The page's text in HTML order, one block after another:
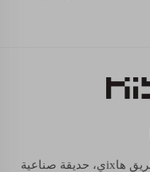
Add: قاعدة إنتاج شيللايت، رقم 2678، طريق هاixي، حديقة صناعية